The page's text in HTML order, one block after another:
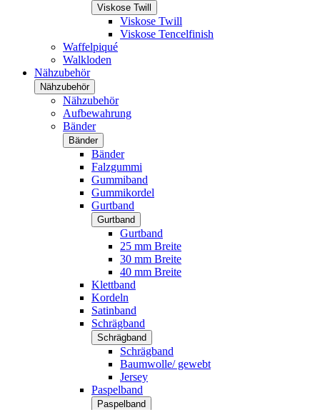
Viskose Twill
Viskose Twill
Viskose Tencelfinish
Waffelpiqué
Walkloden
Nähzubehör
Nähzubehör
Nähzubehör
Aufbewahrung
Bänder
Bänder
Bänder
Falzgummi
Gummiband
Gummikordel
Gurtband
Gurtband
Gurtband
25 mm Breite
30 mm Breite
40 mm Breite
Klettband
Kordeln
Satinband
Schrägband
Schrägband
Schrägband
Baumwolle/ gewebt
Jersey
Paspelband
Paspelband